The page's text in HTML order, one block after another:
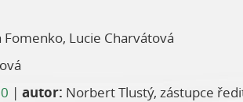
Fomenko, Lucie Charvátová
| autor: Norbert Tlustý, zástupce